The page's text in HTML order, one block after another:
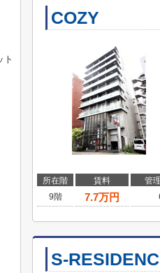
COZY
所在階 賃料
管
9階
7.7万円
S-
ト